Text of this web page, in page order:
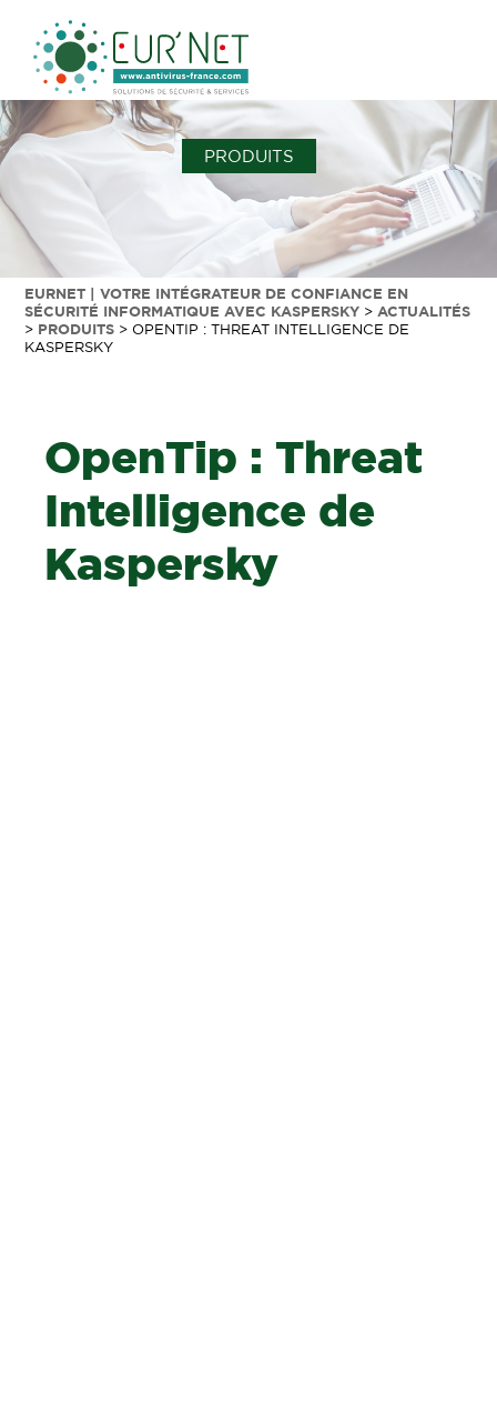
PRODUITS
EURNET | VOTRE INTÉGRATEUR DE CONFIANCE EN
SÉCURITÉ INFORMATIQUE AVEC KASPERSKY >ACTUALITÉS
> PRODUITS > OPENTIP : THREAT INTELLIGENCE DE
KASPERSKY
OpenTip : Threat
Intelligence de
Kaspersky